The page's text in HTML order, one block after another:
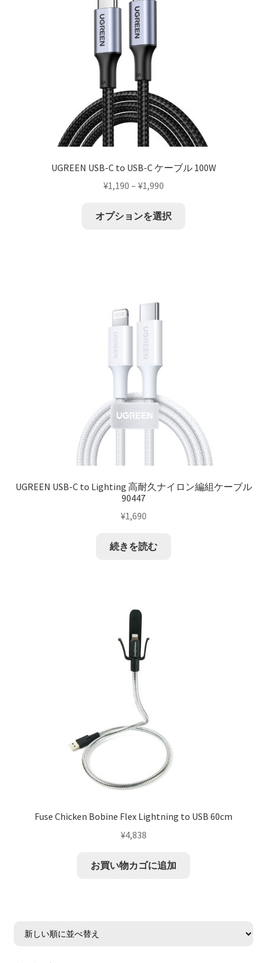
UGREEN USB-C to USB-C ケーブル 100W
¥1,190 – ¥1,990
オプションを選択
UGREEN USB-C to Lighting 高耐久ナイロン編組ケーブル
90447
¥1,690
続きを読む
Fuse Chicken Bobine Flex Lightning to USB 60cm
¥4,838
お買い物カゴに追加